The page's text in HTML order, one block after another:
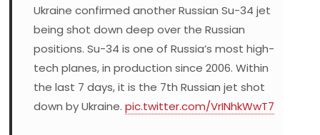
Ukraine confirmed another Russian Su-34 jet
being shot down deep over the Russian
positions. Su-34 is one of Russia’s most high-
tech planes, in production since 2006. Within
the last 7 days, it is the 7th Russian jet shot
down by Ukraine.pic.twitter.com/VrINhkWwT7